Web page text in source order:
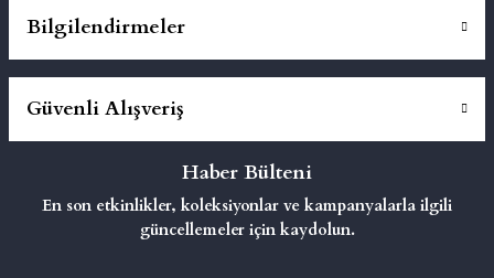
Bilgilendirmeler
Güvenli Alışveriş
Haber Bülteni
En son etkinlikler, koleksiyonlar ve kampanyalarla ilgili
güncellemeler için kaydolun.